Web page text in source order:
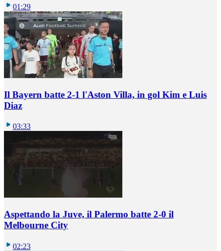
01:29
Il Bayern batte 2-1 l'Aston Villa, in gol Kim e Luis
Diaz
03:33
Aspettando la Juve, il Palermo batte 2-0 il
Melbourne City
02:23